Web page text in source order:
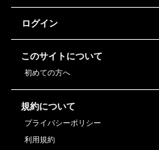
ログイン
このサイトについて
初めての方へ
規約について
プライバシーポリシー
利用規約